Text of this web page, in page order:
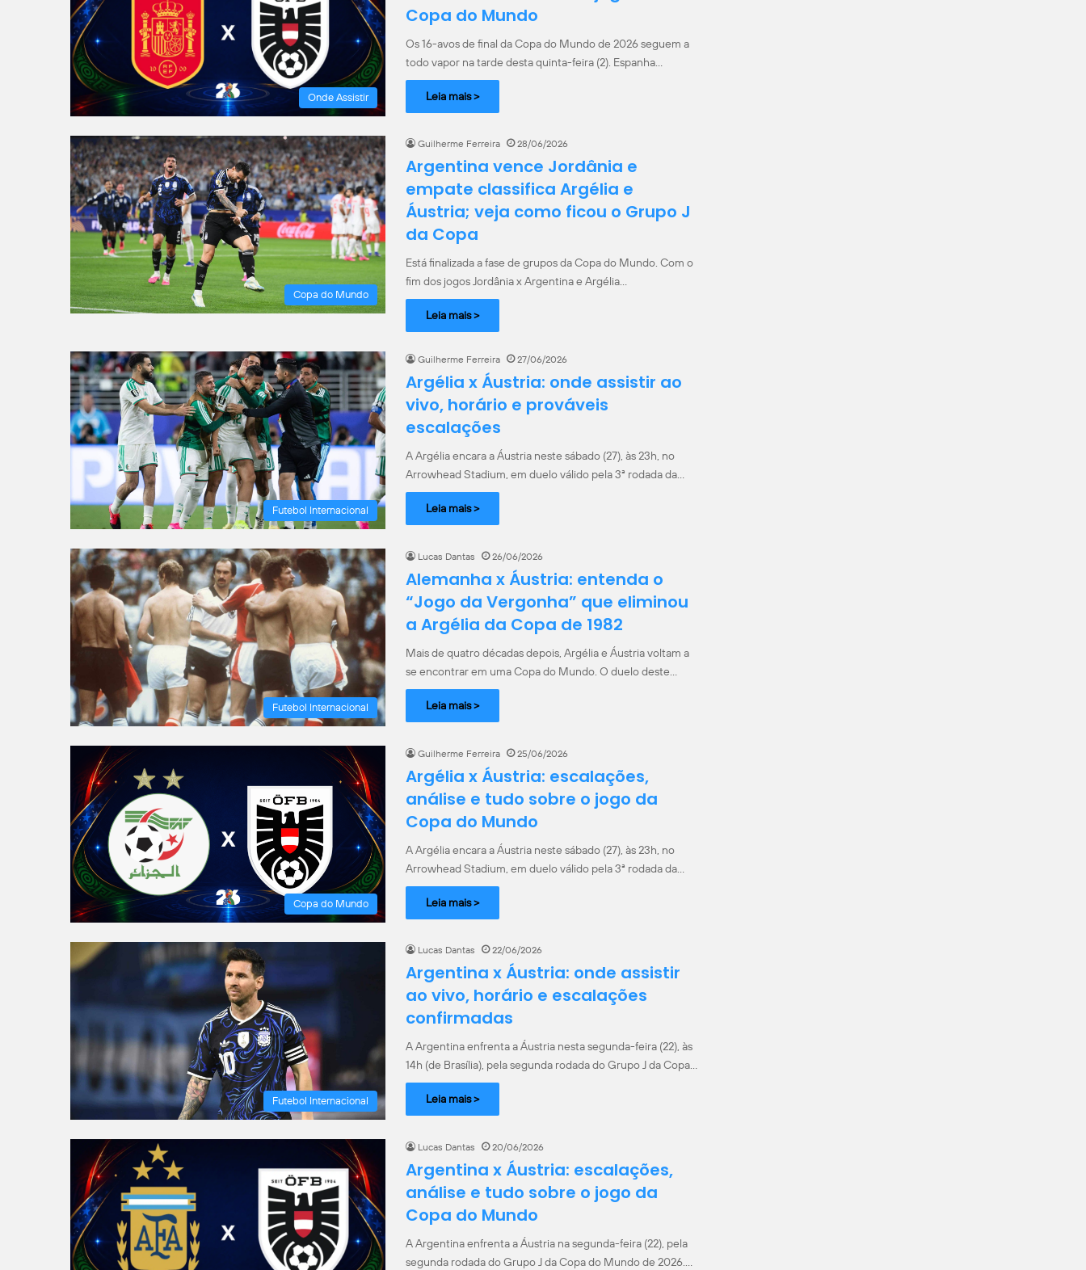
Onde Assistir
Copa do Mundo
Os 16-avos de final da Copa do Mundo de 2026 seguem a
todo vapor na tarde desta quinta-feira (2). Espanha…
Leia mais >
Copa do Mundo
Guilherme Ferreira 28/06/2026
Argentina vence Jordânia e
empate classifica Argélia e
Áustria; veja como ficou o Grupo J
da Copa
Está finalizada a fase de grupos da Copa do Mundo. Com o
fim dos jogos Jordânia x Argentina e Argélia…
Leia mais >
Futebol Internacional
Guilherme Ferreira 27/06/2026
Argélia x Áustria: onde assistir ao
vivo, horário e prováveis
escalações
A Argélia encara a Áustria neste sábado (27), às 23h, no
Arrowhead Stadium, em duelo válido pela 3ª rodada da…
Leia mais >
Futebol Internacional
Lucas Dantas 26/06/2026
Alemanha x Áustria: entenda o
“Jogo da Vergonha” que eliminou
a Argélia da Copa de 1982
Mais de quatro décadas depois, Argélia e Áustria voltam a
se encontrar em uma Copa do Mundo. O duelo deste…
Leia mais >
Copa do Mundo
Guilherme Ferreira 25/06/2026
Argélia x Áustria: escalações,
análise e tudo sobre o jogo da
Copa do Mundo
A Argélia encara a Áustria neste sábado (27), às 23h, no
Arrowhead Stadium, em duelo válido pela 3ª rodada da…
Leia mais >
Futebol Internacional
Lucas Dantas 22/06/2026
Argentina x Áustria: onde assistir
ao vivo, horário e escalações
confirmadas
A Argentina enfrenta a Áustria nesta segunda-feira (22), às
14h (de Brasília), pela segunda rodada do Grupo J da Copa…
Leia mais >
Lucas Dantas 20/06/2026
Argentina x Áustria: escalações,
análise e tudo sobre o jogo da
Copa do Mundo
A Argentina enfrenta a Áustria na segunda-feira (22), pela
segunda rodada do Grupo J da Copa do Mundo de 2026.…